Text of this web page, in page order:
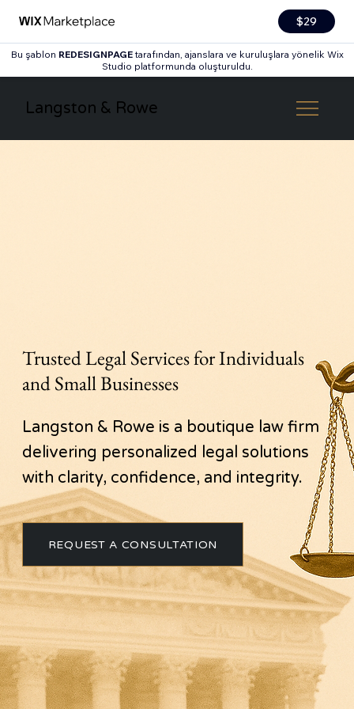
$29
Bu şablon REDESIGNPAGEtarafından, ajanslara ve kuruluşlara yönelik Wix
Studio platformunda oluşturuldu.